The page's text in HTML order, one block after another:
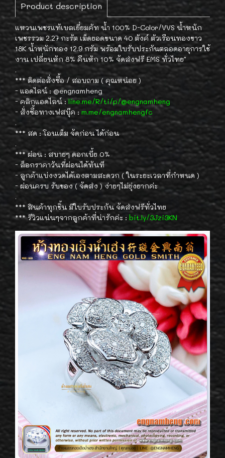
Product description
แหวนเพชรแท้เบลเยี่ยมคัท น้ำ 100% D-Color/VVS น้ำหนัก
เพชรรวม 2.27 กะรัต เม็ดยอดขนาด 40 ตังค์ ตัวเรือนทองขาว
18K น้ำหนักทอง 12.9 กรัม พร้อมใบรับประกันตลอดอายุการใช้
งาน เปลี่ยนหัก 8% คืนหัก 10% จัดส่งฟรี EMS ทั่วไทย"
.
*** ติดต่อสั่งซื้อ / สอบถาม ( คุณหน่อย )
- แอดไลน์ : @engnamheng
- คลิกแอดไลน์ :line.me/R/ti/p/@engnamheng
- สั่งซื้อทางเฟสบุ๊ค : m.me/engnamhengfc
.
*** สด : โอนเต็ม จัดก่อน ได้ก่อน
.
*** ผ่อน : สบายๆ ดอกเบี้ย 0%
- ล็อกราคาวันที่ผ่อนได้ทันที
- ลูกค้าแบ่งงวดได้เองตามสะดวก ( ในระยะเวลาที่กำหนด )
- ผ่อนครบ รับของ ( จัดส่ง ) ง่ายๆไม่ยุ่งยากค่ะ
.
*** สินค้าทุกชิ้น มีใบรับประกัน จัดส่งฟรีทั่วไทย
*** รีวิวแน่นๆจากลูกค้าที่น่ารักค่ะ : bit.ly/3Jzi3KN